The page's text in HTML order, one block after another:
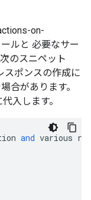
on-
ルと 必要なサー
のスニペット
スポンスの作成に
合があります。
入します。
and various